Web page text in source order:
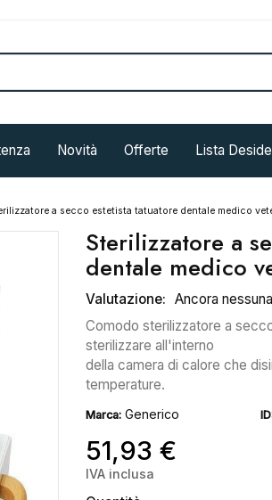
Novità Offerte Lista
a secco estetista tatuatore dentale medico
Sterilizzatore a
dentale medico
Valutazione: Ancora
Comodo sterilizzatore a
sterilizzare all'interno
della camera di calore che
temperature.
Marca: Generico
51,93 €
IVA inclusa